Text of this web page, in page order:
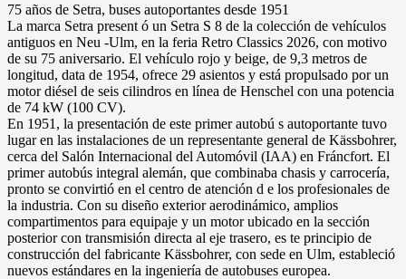
75 años de Setra, buses autoportantes desde 1951
La marca Setra present ó un Setra S 8 de la colección de vehículos
antiguos en Neu -Ulm, en la feria Retro Classics 2026, con motivo
de su 75 aniversario. El vehículo rojo y beige, de 9,3 metros de
longitud, data de 1954, ofrece 29 asientos y está propulsado por un
motor diésel de seis cilindros en línea de Henschel con una potencia
de 74 kW (100 CV).
En 1951, la presentación de este primer autobú s autoportante tuvo
lugar en las instalaciones de un representante general de Kässbohrer,
cerca del Salón Internacional del Automóvil (IAA) en Fráncfort. El
primer autobús integral alemán, que combinaba chasis y carrocería,
pronto se convirtió en el centro de atención d e los profesionales de
la industria. Con su diseño exterior aerodinámico, amplios
compartimentos para equipaje y un motor ubicado en la sección
posterior con transmisión directa al eje trasero, es te principio de
construcción del fabricante Kässbohrer, con sede en Ulm, estableció
nuevos estándares en la ingeniería de autobuses europea.